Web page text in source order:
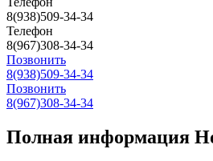
8(938)509-34-34
Телефон
8(967)308-34-34
Позвонить
8(938)509-34-34
Позвонить
8(967)308-34-34
Полная информация